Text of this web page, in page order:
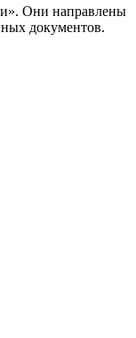
Они направлены
документов.